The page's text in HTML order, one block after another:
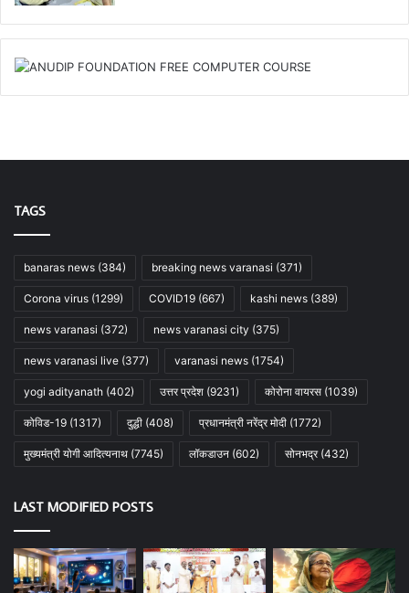
TAGS
banaras news (384) breaking news varanasi (371)
Corona virus (1299) COVID19 (667) kashi news (389)
news varanasi (372) news varanasi city (375)
news varanasi live (377) varanasi news (1754)
yogi adityanath (402) उत्तर प्रदेश (9231) कोरोना वायरस (1039)
कोविड-19 (1317) दुद्धी (408) प्रधानमंत्री नरेंद्र मोदी (1772)
मुख्यमंत्री योगी आदित्यनाथ (7745) लॉकडाउन (602) सोनभद्र(432)
LAST MODIFIED POSTS